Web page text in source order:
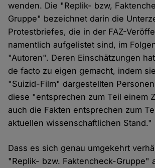
wenden. Die "Replik- bzw,
Gruppe" bezeichnet darin die
Protestbriefes, die in der FAZ-
namentlich aufgelistet sind, im
"Autoren". Deren Einschätzungen
de facto zu eigen gemacht, indem
"Suizid-Film" dargestellten
diese "entsprechen zum Teil einem
auch die Fakten entsprechen zum
aktuellen wissenschaftlichen Stand."
Dass es sich genau umgekehrt
"Replik- bzw. Faktencheck-Gruppe"